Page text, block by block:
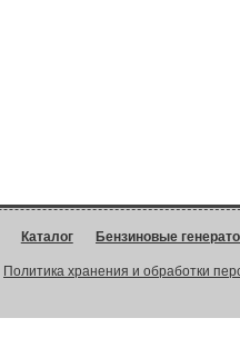
Каталог Бензиновые
Политика хранения и обработки